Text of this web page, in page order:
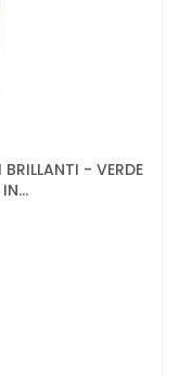
- VERDE